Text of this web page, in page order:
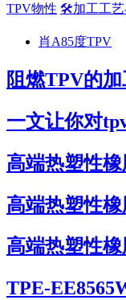
TPV物性 🛠️加工工艺
肖A85度TPV
阻燃TPV的
一文让你对
高端热塑性
高端热塑性
高端热塑性
TPE-